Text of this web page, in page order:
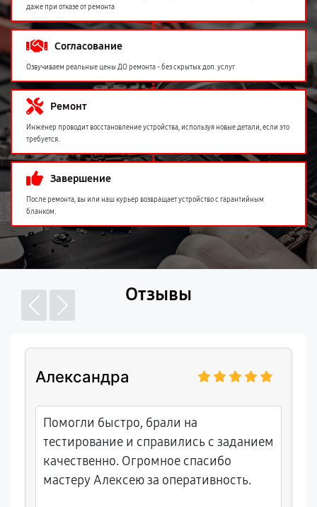
даже при отказе от ремонта
Согласование
Озвучиваем реальные цены ДО ремонта - без скрытых доп. услуг
Ремонт
Инженер проводит восстановление устройства, используя новые детали, если это
требуется.
Завершение
После ремонта, вы или наш курьер возвращает устройство с гарантийным
бланком.
Отзывы
Александра
Помогли быстро, брали на
тестирование и справились с заданием
качественно. Огромное спасибо
мастеру Алексею за оперативность.